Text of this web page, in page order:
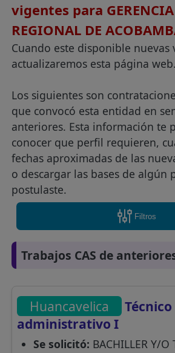
vigentes para GERENCIA
REGIONAL DE
Cuando este disponible nuevas
actualizaremos esta página web.
Los siguientes son
que convocó esta entidad en
anteriores. Esta información te
conocer que perfil requieren,
fechas aproximadas de las
o descargar las bases de algún
postulaste.
Filtros
Trabajos CAS de
Huancavelica
Técnico
administrativo I
Se solicitó: BACHILLER Y/O